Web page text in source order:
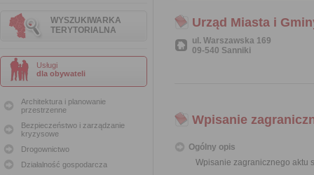
WYSZUKIWARKA
TERYTORIALNA
Usługi
dla obywateli
Architektura i planowanie
przestrzenne
Bezpieczeństwo i zarządzanie
kryzysowe
Drogownictwo
Działalność gospodarcza
Urząd Miasta i
ul. Warszawska 169
09-540 Sanniki
Wpisanie
Ogólny opis
Wpisanie zagranicznego aktu